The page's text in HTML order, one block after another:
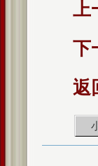
上
下
返